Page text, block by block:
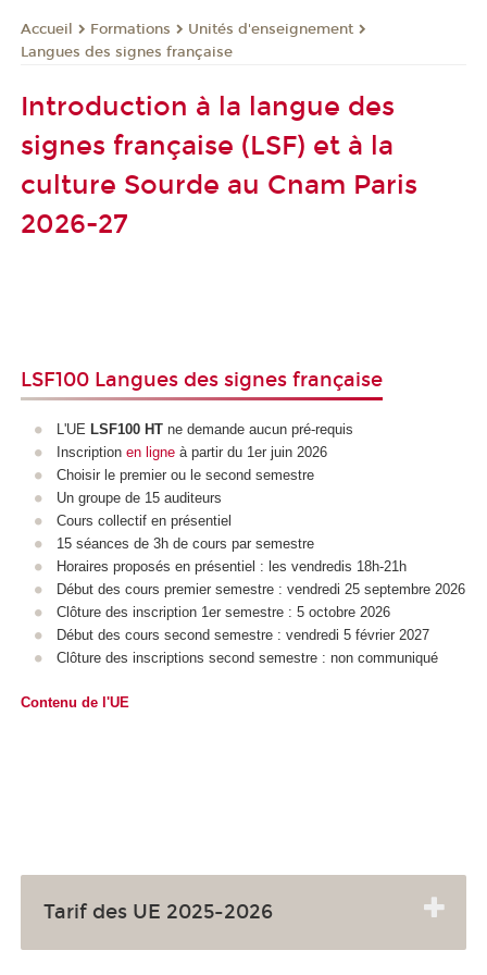
Accueil Formations
Unités d'enseignement
Langues des signes française
Introduction à la langue des
signes française (LSF) et à la
culture Sourde au Cnam Paris
2026-27
LSF100 Langues des signes française
L'UE LSF100 HTne demande aucun pré-requis
Inscription en ligneà partir du 1er juin 2026
Choisir le premier ou le second semestre
Un groupe de 15 auditeurs
Cours collectif en présentiel
15 séances de 3h de cours par semestre
Horaires proposés en présentiel : les vendredis 18h-21h
Début des cours premier semestre : vendredi 25 septembre 2026
Clôture des inscription 1er semestre : 5 octobre 2026
Début des cours second semestre : vendredi 5 février 2027
Clôture des inscriptions second semestre : non communiqué
Contenu de l'UE
Tarif des UE 2025-2026